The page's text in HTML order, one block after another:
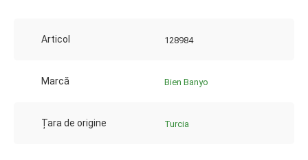
Articol 128984
Marcă Bien Banyo
Țara de origine Turcia